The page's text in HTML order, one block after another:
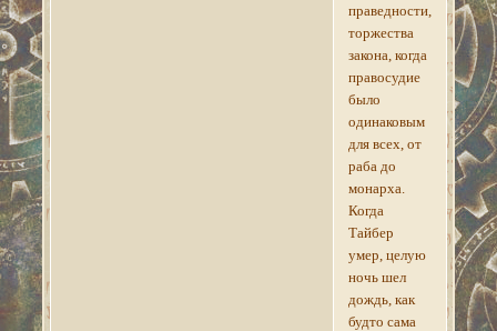
праведности,
торжества
закона, когда
правосудие
было
одинаковым
для всех, от
раба до
монарха.
Когда
Тайбер
умер, целую
ночь шел
дождь, как
будто сама